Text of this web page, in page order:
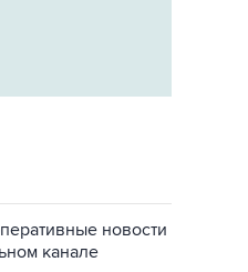
новости
канале